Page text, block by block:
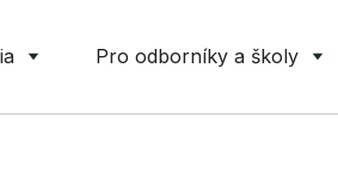
Pro odborníky a školy